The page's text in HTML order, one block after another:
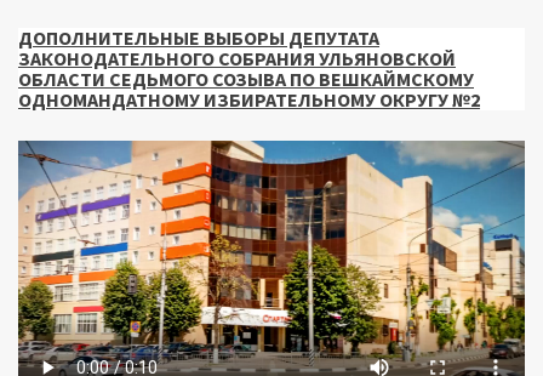
ДОПОЛНИТЕЛЬНЫЕ ВЫБОРЫ ДЕПУТАТА
ЗАКОНОДАТЕЛЬНОГО СОБРАНИЯ УЛЬЯНОВСКОЙ
ОБЛАСТИ СЕДЬМОГО СОЗЫВА ПО ВЕШКАЙМСКОМУ
ОДНОМАНДАТНОМУ ИЗБИРАТЕЛЬНОМУ ОКРУГУ №2